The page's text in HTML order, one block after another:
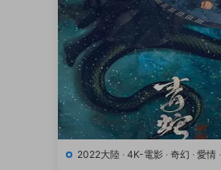
2022大陸 · 4K-電影 · 奇幻 · 愛情 ·